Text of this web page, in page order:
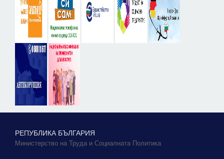
РЕПУБЛИКА БЪЛГАРИЯ
Министерство на Труда и Социалната Политика